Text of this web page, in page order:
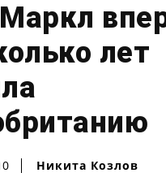
лет
Никита Козлов